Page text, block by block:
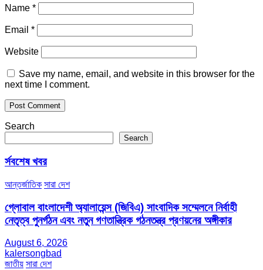
Name *
Email *
Website
Save my name, email, and website in this browser for the
next time I comment.
Search
Search
র্সবশেষ খবর
আন্তর্জাতিক সারা দেশ
গ্লোবাল বাংলাদেশী অ্যালায়েন্স (জিবিএ) সাংবাদিক সম্মেলনে নির্বাহী
নেতৃত্ব পুনর্গঠন এবং নতুন গণতান্ত্রিক গঠনতন্ত্র প্রণয়নের অঙ্গীকার
August 6, 2026
kalersongbad
জাতীয় সারা দেশ